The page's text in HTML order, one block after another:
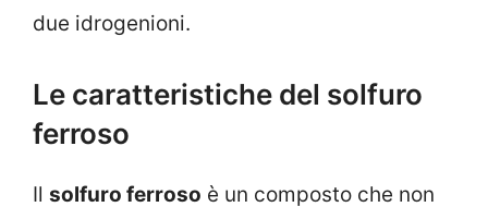
due idrogenioni.
Le caratteristiche del solfuro
ferroso
Il solfuro ferroso è un composto che non